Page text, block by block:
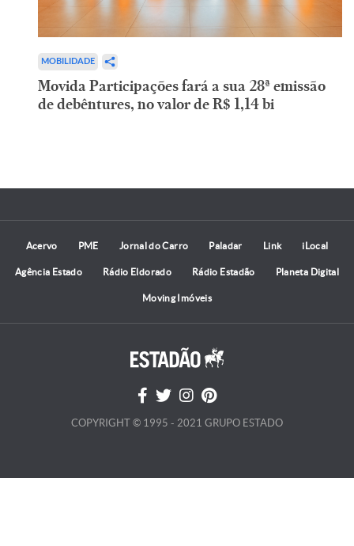
MOBILIDADE
Movida Participações fará a sua 28ª emissão
de debêntures, no valor de R$ 1,14 bi
Acervo PME Jornal do Carro Paladar Link iLocal
Agência Estado Rádio Eldorado Rádio Estadão Planeta Digital
Moving Imóveis
COPYRIGHT © 1995 - 2021 GRUPO ESTADO